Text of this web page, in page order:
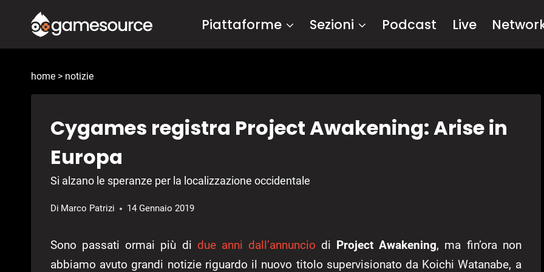
contenuto
Piattaforme Sezioni Podcast Live
home > notizie
Cygames registra Project Awakening: Arise in
Europa
Si alzano le speranze per la localizzazione occidentale
Di Marco Patrizi 14 Gennaio 2019
Sono passati ormai più di due anni dall’annuncio di Project Awakening, ma fin’ora non
abbiamo avuto grandi notizie riguardo il nuovo titolo supervisionato da Koichi Watanabe, a